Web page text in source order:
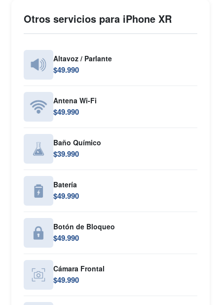
Otros servicios para iPhone XR
Altavoz / Parlante
$49.990
Antena Wi-Fi
$49.990
Baño Químico
$39.990
Batería
$49.990
Botón de Bloqueo
$49.990
Cámara Frontal
$49.990